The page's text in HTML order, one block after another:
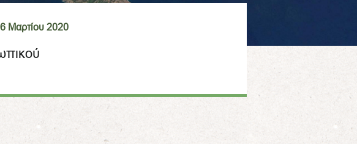
Μαρτίου 2020